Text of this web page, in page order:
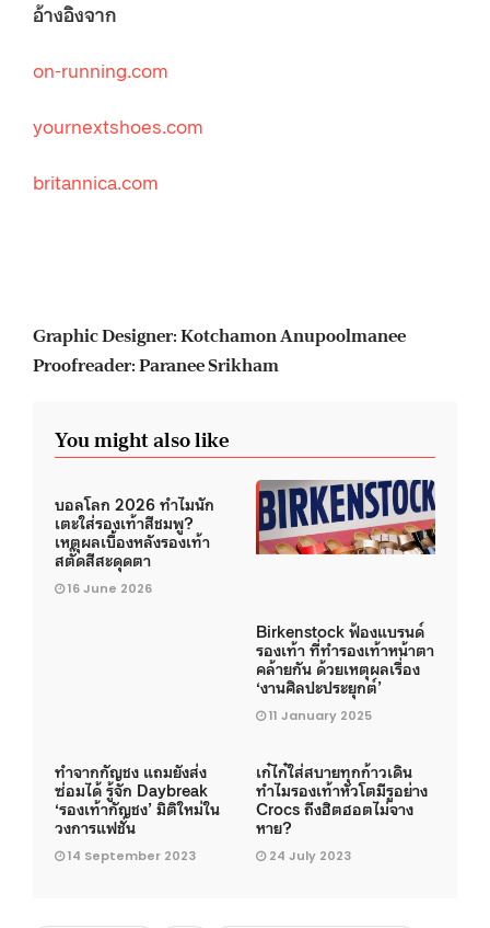
อ้างอิงจาก
on-running.com
yournextshoes.com
britannica.com
Graphic Designer:Kotchamon Anupoolmanee
Proofreader: Paranee Srikham
You might also like
บอลโลก 2026 ทำไมนัก
เตะใส่รองเท้าสีชมพู?
เหตุผลเบื้องหลังรองเท้า
สตั๊ดสีสะดุดตา
16 June 2026
Birkenstock ฟ้องแบรนด์
รองเท้า ที่ทำรองเท้าหน้าตา
คล้ายกัน ด้วยเหตุผลเรื่อง
‘งานศิลปะประยุกต์’
11 January 2025
ทำจากกัญชง แถมยังส่ง
ซ่อมได้ รู้จัก Daybreak
‘รองเท้ากัญชง’ มิติใหม่ใน
วงการแฟชั่น
14 September 2023
เก๋ไก๋ใส่สบายทุกก้าวเดิน
ทำไมรองเท้าหัวโตมีรูอย่าง
Crocs ถึงฮิตฮอตไม่จาง
หาย?
24 July 2023